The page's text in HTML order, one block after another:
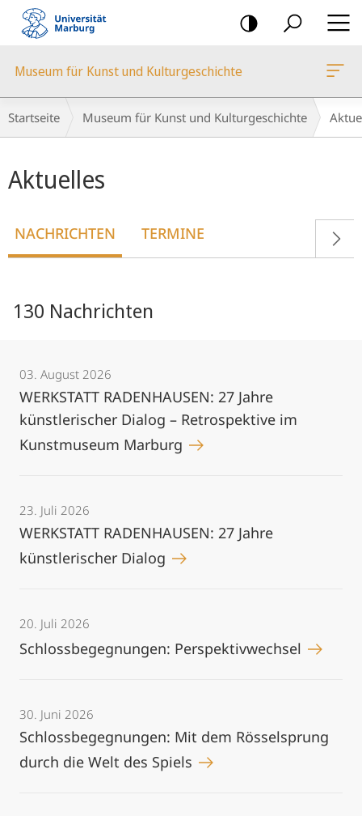
Mobile-
Navigation
Museum für Kunst und Kulturgeschichte
Breadcrumb-
Navigation
Startseite Museum für Kunst und Kulturgeschichte
Aktuelles
NACHRICHTEN TERMINE
130 Nachrichten
03. August 2026
WERKSTATT RADENHAUSEN: 27 Jahre
künstlerischer Dialog – Retrospektive im
Kunstmuseum Marburg
23. Juli 2026
WERKSTATT RADENHAUSEN: 27 Jahre
künstlerischer Dialog
20. Juli 2026
Schlossbegegnungen: Perspektivwechsel
30. Juni 2026
Schlossbegegnungen: Mit dem Rösselsprung
durch die Welt des Spiels